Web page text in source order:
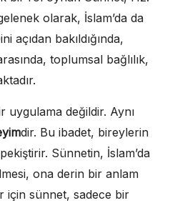
olarak, İslam’da da
açıdan bakıldığında,
toplumsal bağlılık,
uygulama değildir. Aynı
dir. Bu ibadet, bireylerin
Sünnetin, İslam’da
ona derin bir anlam
için sünnet, sadece bir